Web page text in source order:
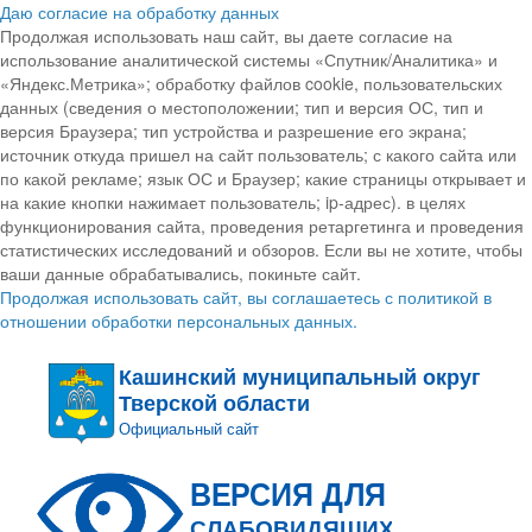
Даю согласие на обработку данных
Продолжая использовать наш сайт, вы даете согласие на
использование аналитической системы «Спутник/Аналитика» и
«Яндекс.Метрика»; обработку файлов cookie, пользовательских
данных (сведения о местоположении; тип и версия ОС, тип и
версия Браузера; тип устройства и разрешение его экрана;
источник откуда пришел на сайт пользователь; с какого сайта или
по какой рекламе; язык ОС и Браузер; какие страницы открывает и
на какие кнопки нажимает пользователь; ip-адрес). в целях
функционирования сайта, проведения ретаргетинга и проведения
статистических исследований и обзоров. Если вы не хотите, чтобы
ваши данные обрабатывались, покиньте сайт.
Продолжая использовать сайт, вы соглашаетесь с политикой в
отношении обработки персональных данных.